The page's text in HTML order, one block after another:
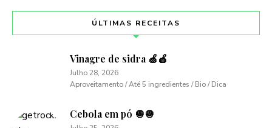
ÚLTIMAS RECEITAS
Vinagre de sidra 🍏🍎
Julho 28, 2026
Aproveitamento / Até 5 ingredientes / Bio / Dica
Cebola em pó 🧅🧅